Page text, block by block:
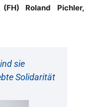
Roland Pichler,
sie
Solidarität